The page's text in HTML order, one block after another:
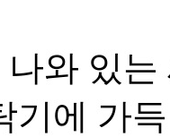
나와 있
기에 가